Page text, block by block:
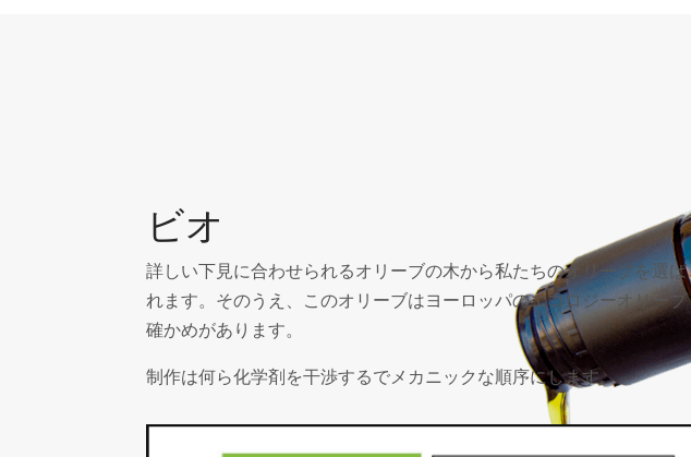
ビオ
詳しい下見に合わせられるオリーブの木から私たちのオリーブを選ば
れます。そのうえ、このオリーブはヨーロッパのエコロジーオリーブ
確かめがあります。
制作は何ら化学剤を干渉するでメカニックな順序にします。